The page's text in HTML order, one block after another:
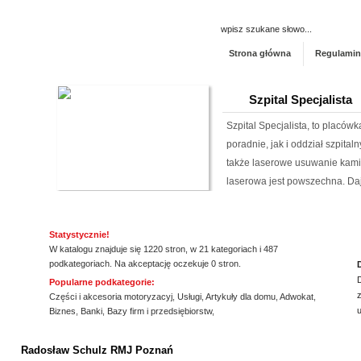
Strona główna
Szpital Specjalista
Szpital Specjalista, to
poradnie, jak i oddział
także laserowe usuwanie
laserowa jest powszechna.
przejrzyj naszą propozycję.
pasteryzacji i szereg innych
jeżeli tym, czego szukasz, są
Statystycznie!
W katalogu znajduje się 1220 stron, w 21 kategoriach i 487
podkategoriach. Na akceptację oczekuje 0 stron.
Popularne podkategorie:
Części i akcesoria motoryzacyj Usługi Artykuły dla domu Adwokat
Biznes
Banki Bazy firm i przedsiębiorstw,
Radosław Schulz RMJ Poznań